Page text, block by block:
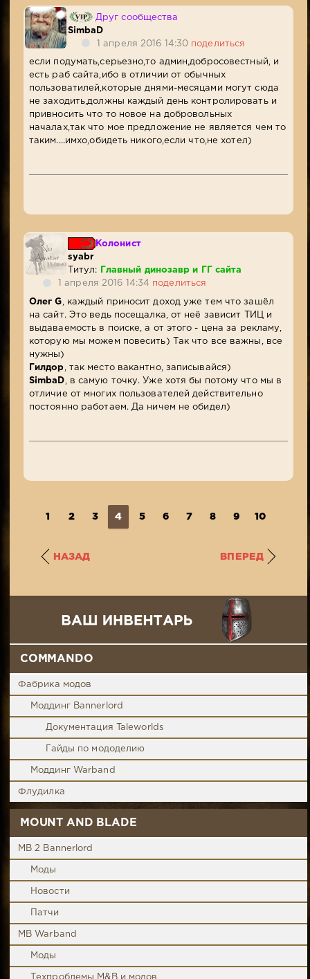
Друг сообщества
SimbaD
1 апреля 2016 14:30 поделиться
если подумать,серьезно,то админ,добросовестный, и
есть раб сайта,ибо в отличии от обычных
пользоватилей,которые днями-месяцами могут сюда
не заходить,должны каждый день контролировать и
привносить что то новое на добровольных
началах,так что мое предложение не является чем то
таким....имхо,обидеть никого,если что,не хотел)
Колонист
syabr
Титул:
Главный динозавр и ГГ сайта
1 апреля 2016 14:34
поделиться
Олег G, каждый приносит доход уже тем что зашёл
на сайт. Это ведь посещалка, от неё зависит ТИЦ и
выдаваемость в поиске, а от этого - цена за рекламу,
которую мы можем повесить) Так что все важны, все
нужны)
Гилдор, так место вакантно, записывайся)
SimbaD, в самую точку. Уже хотя бы потому что мы в
отличие от многих пользователей действительно
постоянно работаем. Да ничем не обидел)
1 2 3 4 5 6 7 8 9 10
НАЗАД ВПЕРЕД
COMMANDO
Фабрика модов
Моддинг Bannerlord
Документация Taleworlds
Гайды по мододелию
Моддинг Warband
Флудилка
MOUNT AND BLADE
MB 2 Bannerlord
Моды
Новости
Патчи
MB Warband
Моды
Техпроблемы M&B и модов